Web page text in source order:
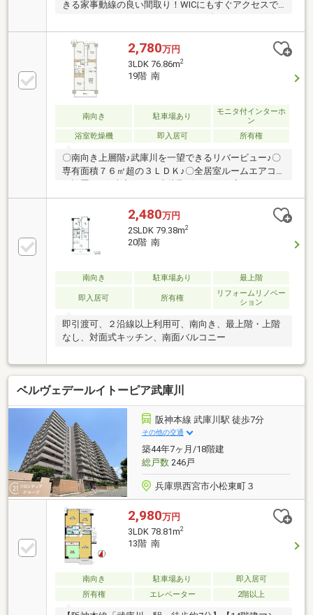
きる家事動線の良い間取り！WICにもすぐアクセスで
置まで拘りました。■浴室・洗面所に窓あり！洗濯物
干しスペースもあります！幅広洗面台で、ちょっとし
たアイロンや身支度もできます！■小上がりになって
いる畳スペースの隣には書斎があり、リモートワーク
やお子様の勉強スペースとして最適です！■玄関土間
に大きなシューズクロークやコート掛けがあり、家族
全員の靴や上着、ベビーカーや趣味用具を収納可！＜
リフォーム履歴＞2021年6月、間取変更、キッチン、
トイレ、浴室、洗面台、給湯器新調
2,780万円
3LDK 76.86m2
19階 南
南向き 駐車場あり
モニタ付インターホ
ン
浴室乾燥機
即入居可 所有権
〇南向き上層階♪武庫川を一望できるリバービュー♪〇
専有面積７６㎡超の３ＬＤＫ♪〇全居室ルームエアコ
ご相談も承ります。リフォーム内容【令和8年6月完
成】□システムキッチン：L型W＝2150*1550新調 (クリ
ナップラクエラ）食洗機付□ユニットバスパーツ交
換 カウンター・収納棚・シャワーヘッド・浴室乾燥
暖房機□全建具・収納・玄関収納・巾木新調□温水洗浄
ロス張替□フローリング遮音性能LL 45等級 新調□ハ
2,480万円
2SLDK 79.38m2
20階 南
南向き 駐車場あり 最上階
即入居可 所有権
リフォームリノベー
ション
即引渡可、２沿線以上利用可、南向き、最上階・上階
なし、対面式キッチン、南面バルコニー
ベルヴェデールイトーピア武庫川
阪神本線 武庫川駅 徒歩7分
その他の交通
築44年7ヶ月/18階建
総戸数246戸
兵庫県西宮市小松東町３
2,980万円
3LDK 78.81m2
13階 南
南向き 駐車場あり
即入居可
所有権
エレベーター 2階以上